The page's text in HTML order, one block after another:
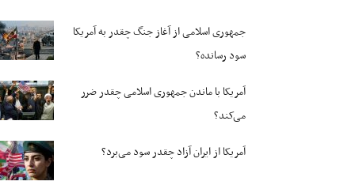
جمهوری اسلامی از آغاز جنگ چقدر به آمریکا
سود رسانده؟
آمریکا با ماندن جمهوری اسلامی چقدر ضرر
می‌کند؟
آمریکا از ایران آزاد چقدر سود می‌برد؟